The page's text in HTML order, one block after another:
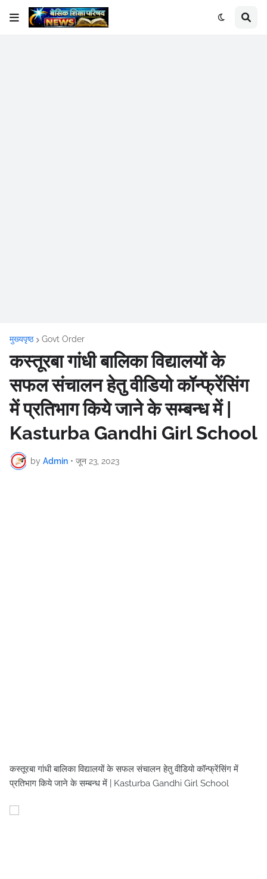
मुख्यपृष्ठ Govt Order
कस्तूरबा गांधी बालिका विद्यालयों के
सफल संचालन हेतु वीडियो कॉन्फ्रेंसिंग
में प्रतिभाग किये जाने के सम्बन्ध में |
Kasturba Gandhi Girl School
by Admin • जून 23, 2023
कस्तूरबा गांधी बालिका विद्यालयों के सफल संचालन हेतु वीडियो कॉन्फ्रेंसिंग में
प्रतिभाग किये जाने के सम्बन्ध में | Kasturba Gandhi Girl School